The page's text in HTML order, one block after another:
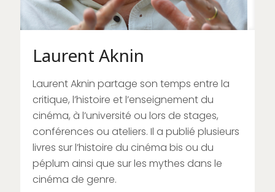
Laurent Aknin
Laurent Aknin partage son temps entre la
critique, l’histoire et l’enseignement du
cinéma, à l’université ou lors de stages,
conférences ou ateliers. Il a publié plusieurs
livres sur l’histoire du cinéma bis ou du
péplum ainsi que sur les mythes dans le
cinéma de genre.